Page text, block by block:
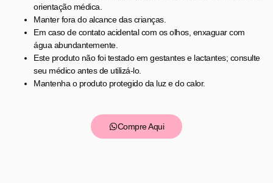
orientação médica.
Manter fora do alcance das crianças.
Em caso de contato acidental com os olhos, enxaguar com
água abundantemente.
Este produto não foi testado em gestantes e lactantes; consulte
seu médico antes de utilizá-lo.
Mantenha o produto protegido da luz e do calor.
Compre Aqui